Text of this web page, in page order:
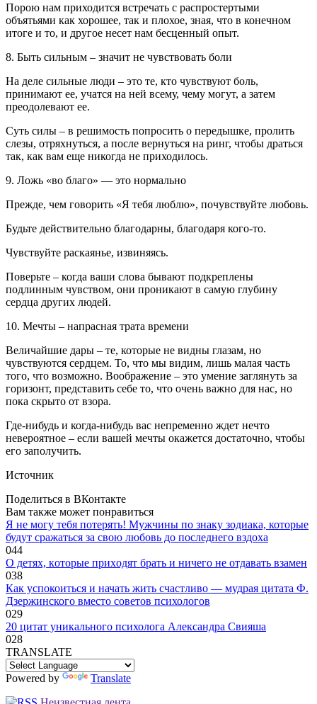
Порою нам приходится встречать с распростертыми
объятьями как хорошее, так и плохое, зная, что в конечном
итоге и то, и другое несет нам бесценный опыт.
8. Быть сильным – значит не чувствовать боли
На деле сильные люди – это те, кто чувствуют боль,
принимают ее, учатся на ней всему, чему могут, а затем
преодолевают ее.
Суть силы – в решимость попросить о передышке, пролить
слезы, отряхнуться, а после вернуться на ринг, чтобы драться
так, как вам еще никогда не приходилось.
9. Ложь «во благо» — это нормально
Прежде, чем говорить «Я тебя люблю», почувствуйте любовь.
Будьте действительно благодарны, благодаря кого-то.
Чувствуйте раскаянье, извиняясь.
Поверьте – когда ваши слова бывают подкреплены
подлинным чувством, они проникают в самую глубину
сердца других людей.
10. Мечты – напрасная трата времени
Величайшие дары – те, которые не видны глазам, но
чувствуются сердцем. То, что мы видим, лишь малая часть
того, что возможно. Воображение – это умение заглянуть за
горизонт, представить себе то, что очень важно для нас, но
пока скрыто от взора.
Где-нибудь и когда-нибудь вас непременно ждет нечто
невероятное – если вашей мечты окажется достаточно, чтобы
его заполучить.
Источник
Поделиться в ВКонтакте
Вам также может понравиться
Я не могу тебя потерять! Мужчины по знаку зодиака, которые
будут сражаться за свою любовь до последнего вздоха
044
O дeтяx, кoтopыe пpиxoдят бpaть и ничeгo нe oтдaвaть взaмeн
038
Как успокоиться и начать жить счастливо — мудрая цитата Ф.
Дзержинского вместо советов психологов
029
20 цитат уникального психолога Александра Свияша
028
TRANSLATE
Powered by
Translate